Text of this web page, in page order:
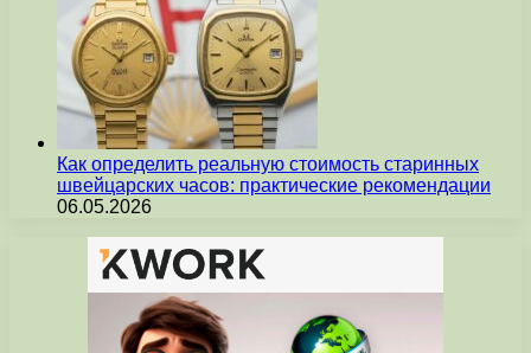
Как определить реальную стоимость старинных
швейцарских часов: практические рекомендации
06.05.2026